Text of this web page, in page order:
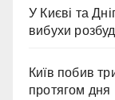
У Києві та
вибухи
Київ побив
протягом дня